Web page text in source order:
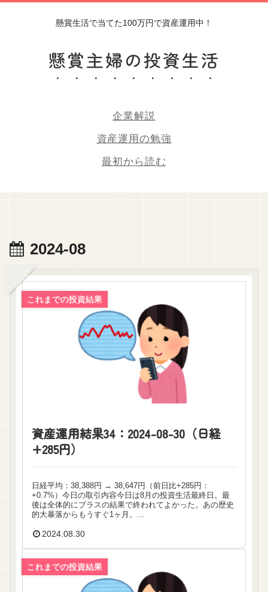
懸賞生活で当てた100万円で資産運用中！
懸賞主婦の投資生活
企業解説
資産運用の勉強
最初から読む
2024-08
これまでの投資結果
資産運用結果34：2024-08-30（日経
+285円）
日経平均：38,388円 → 38,647円（前日比+285円：
+0.7%）今日の取引内容今日は8月の投資生活最終日。最
後は全体的にプラスの結果で終われてよかった。あの歴史
的大暴落からもうすぐ1ヶ月。...
2024.08.30
これまでの投資結果